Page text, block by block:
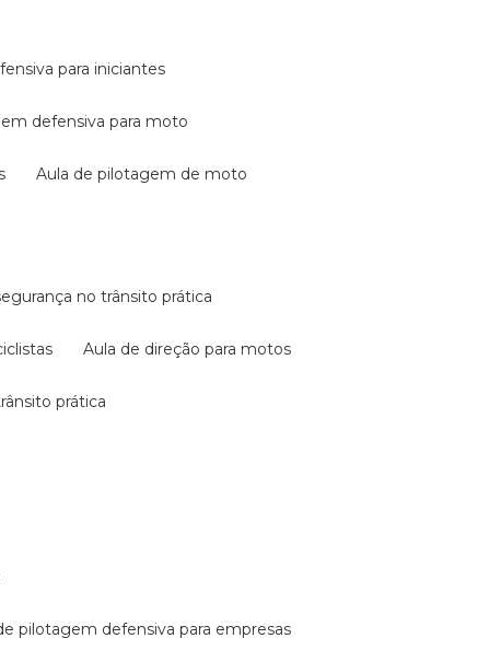
para iniciantes
defensiva para moto
aula de pilotagem de moto
no trânsito prática
aula de direção para motos
prática
de pilotagem defensiva para empresas